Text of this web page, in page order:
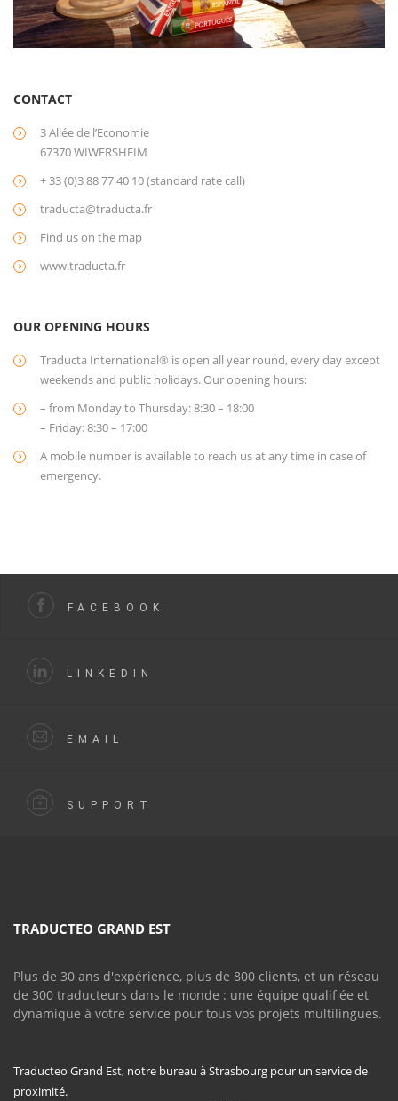
CONTACT
3 Allée de l’Economie
67370 WIWERSHEIM
+ 33 (0)3 88 77 40 10 (standard rate call)
traducta@traducta.fr
Find us on the map
www.traducta.fr
OUR OPENING HOURS
Traducta International® is open all year round, every day except
weekends and public holidays. Our opening hours:
– from Monday to Thursday: 8:30 – 18:00
– Friday: 8:30 – 17:00
A mobile number is available to reach us at any time in case of
emergency.
FACEBOOK
LINKEDIN
EMAIL
SUPPORT
TRADUCTEO GRAND EST
Plus de 30 ans d'expérience, plus de 800 clients, et un réseau
de 300 traducteurs dans le monde : une équipe qualifiée et
dynamique à votre service pour tous vos projets multilingues.
Traducteo Grand Est, notre bureau à Strasbourg pour un service de
proximité.